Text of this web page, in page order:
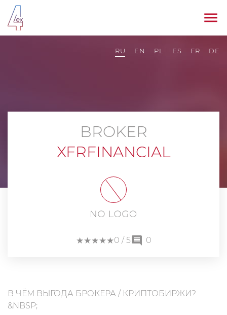
RU EN PL ES FR DE
BROKER
XFRFINANCIAL
★★
★★
★★
★★
★★
0 / 5 0
В ЧЁМ ВЫГОДА БРОКЕРА / КРИПТОБИРЖИ?
&NBSP;